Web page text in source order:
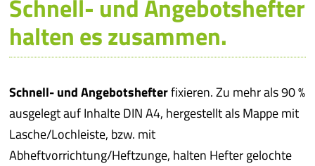
Schnell- und Angebotshefter
halten es zusammen.
Schnell- und Angebotshefterfixieren. Zu mehr als 90 %
ausgelegt auf Inhalte DIN A4, hergestellt als Mappe mit
Lasche/Lochleiste, bzw. mit
Abheftvorrichtung/Heftzunge, halten Hefter gelochte